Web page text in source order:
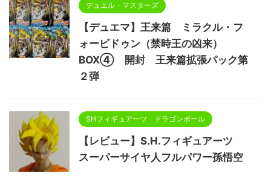
デュエル・マスターズ
【デュエマ】王来篇 ミラクル・フ
ォービドゥン（禁時王の凶来）
BOX④ 開封 王来篇拡張パック第
２弾
SHフィギュアーツ ドラゴンボール
【レビュー】S.H.フィギュアーツ
スーパーサイヤ人フルパワー孫悟空